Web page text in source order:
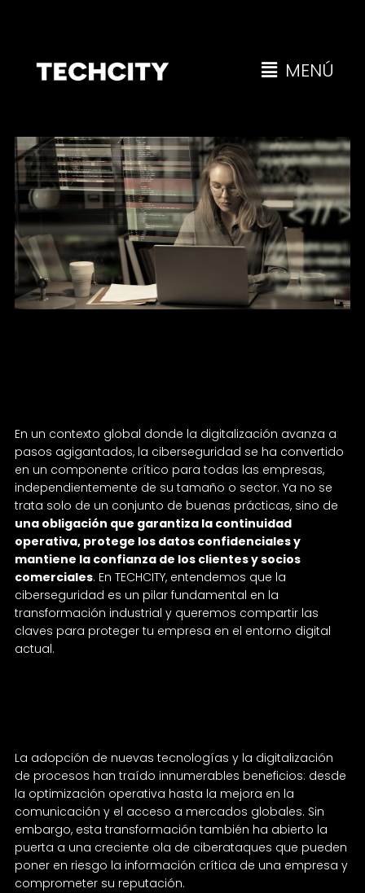
MENÚ
En un contexto global donde la digitalización avanza a
pasos agigantados, la ciberseguridad se ha convertido
en un componente crítico para todas las empresas,
independientemente de su tamaño o sector. Ya no se
trata solo de un conjunto de buenas prácticas, sino de
una obligación que garantiza la continuidad
operativa, protege los datos confidenciales y
mantiene la confianza de los clientes y socios
comerciales. En TECHCITY, entendemos que la
ciberseguridad es un pilar fundamental en la
transformación industrial y queremos compartir las
claves para proteger tu empresa en el entorno digital
actual.
La adopción de nuevas tecnologías y la digitalización
de procesos han traído innumerables beneficios: desde
la optimización operativa hasta la mejora en la
comunicación y el acceso a mercados globales. Sin
embargo, esta transformación también ha abierto la
puerta a una creciente ola de ciberataques que pueden
poner en riesgo la información crítica de una empresa y
comprometer su reputación.